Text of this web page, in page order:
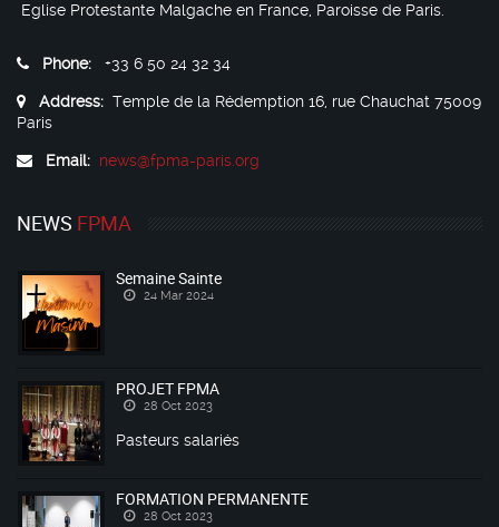
Eglise Protestante Malgache en France, Paroisse de Paris.
Phone: +33 6 50 24 32 34
Address: Temple de la Rédemption 16, rue Chauchat 75009
Paris
Email: news@fpma-paris.org
NEWS FPMA
Semaine Sainte
24 Mar 2024
PROJET FPMA
28 Oct 2023
Pasteurs salariés
FORMATION PERMANENTE
28 Oct 2023